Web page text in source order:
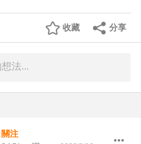
分享
收藏
關注